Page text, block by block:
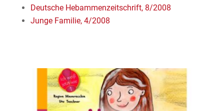
Deutsche Hebammenzeitschrift, 8/2008
Junge Familie, 4/2008